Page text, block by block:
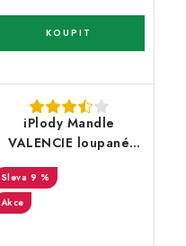
iPlody Mandle
VALENCIE loupané
pražené solené 1 kg
9 %
Akce